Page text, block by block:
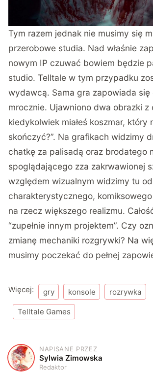
Tym razem jednak nie musimy się
przerobowe studia. Nad właśnie
nowym IP czuwać bowiem będzie
studio. Telltale w tym przypadku
wydawcą. Sama gra zapowiada się
mrocznie. Ujawniono dwa obrazki z
kiedykolwiek miałeś koszmar, który
skończyć?”. Na grafikach widzimy
chatkę za palisadą oraz brodatego
spoglądającego zza zakrwawionej
względem wizualnym widzimy tu
charakterystycznego,
na rzecz większego realizmu.
“zupełnie innym projektem”. Czy
zmianę mechaniki rozgrywki? Na
musimy poczekać do pełnej
Więcej: gry konsole rozrywka
Telltale Games
S
NAPISANE PRZEZ
Sylwia Zimowska
Redaktor